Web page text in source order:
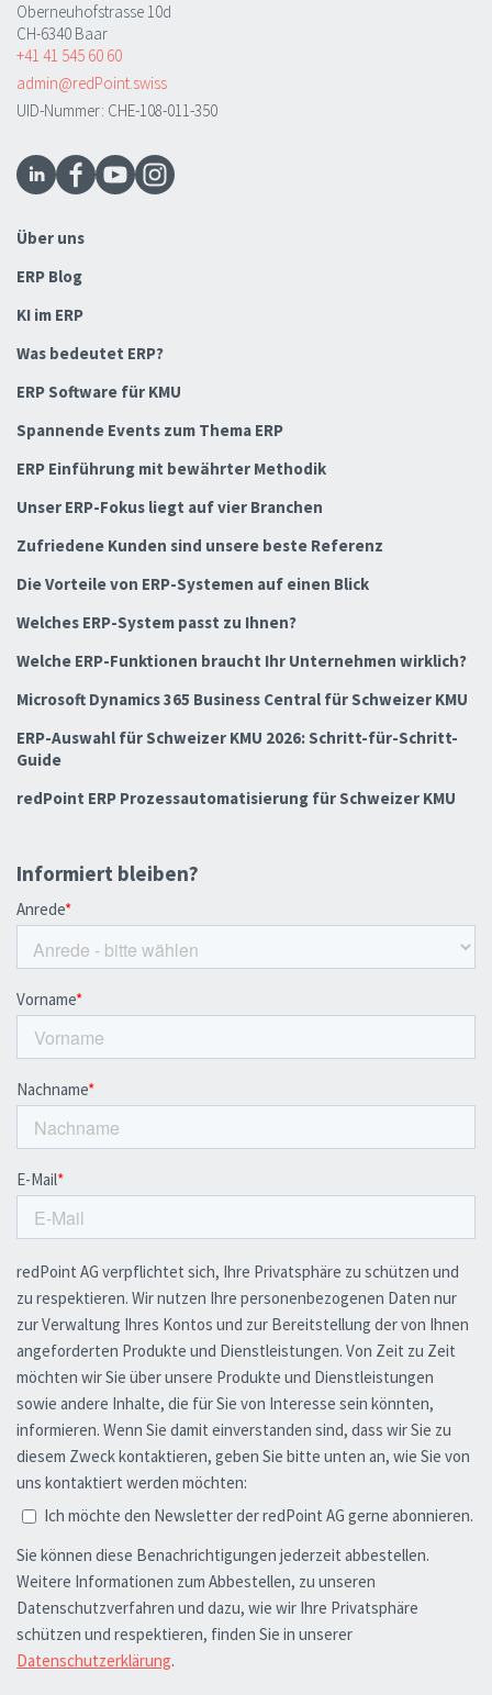
Oberneuhofstrasse 10d
CH-6340 Baar
+41 41 545 60 60
admin@redPoint.swiss
UID-Nummer: CHE-108-011-350
Über uns
ERP Blog
KI im ERP
Was bedeutet ERP?
ERP Software für KMU
Spannende Events zum Thema ERP
ERP Einführung mit bewährter Methodik
Unser ERP-Fokus liegt auf vier Branchen
Zufriedene Kunden sind unsere beste Referenz
Die Vorteile von ERP-Systemen auf einen Blick
Welches ERP-System passt zu Ihnen?
Welche ERP-Funktionen braucht Ihr Unternehmen wirklich?
Microsoft Dynamics 365 Business Central für Schweizer KMU
ERP-Auswahl für Schweizer KMU 2026: Schritt-für-Schritt-
Guide
redPoint ERP Prozessautomatisierung für Schweizer KMU
Informiert bleiben?